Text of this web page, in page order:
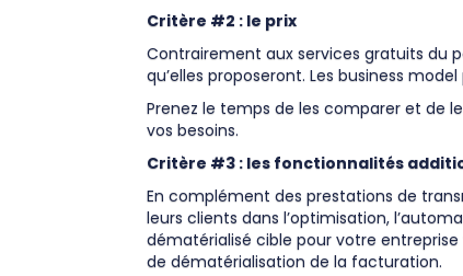
Critère #2 : le prix
Contrairement aux services gratuits du
qu’elles proposeront. Les business
Prenez le temps de les comparer et de
vos besoins.
Critère #3 : les fonctionnalités
En complément des prestations de
leurs clients dans l’optimisation,
dématérialisé cible pour votre
de dématérialisation de la facturation.